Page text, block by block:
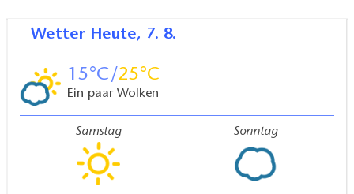
Wetter Heute, 7. 8.
15 25
Ein paar Wolken
Samstag Sonntag